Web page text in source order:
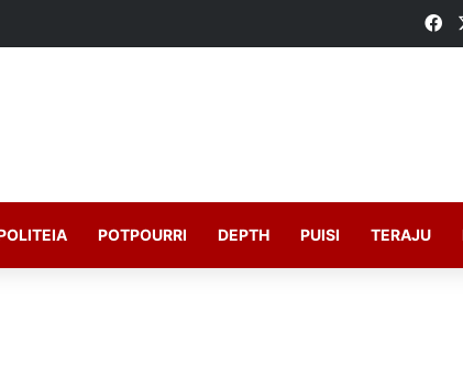
POTPOURRI DEPTH PUISI TERAJU